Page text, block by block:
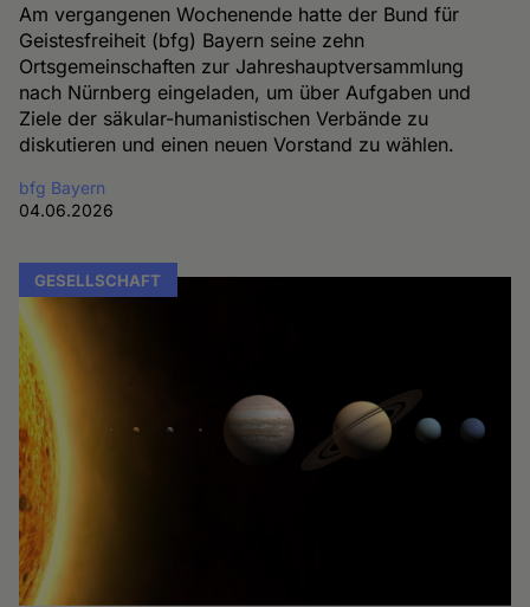
Am vergangenen Wochenende hatte der Bund für
Geistesfreiheit (bfg) Bayern seine zehn
Ortsgemeinschaften zur Jahreshauptversammlung
nach Nürnberg eingeladen, um über Aufgaben und
Ziele der säkular-humanistischen Verbände zu
diskutieren und einen neuen Vorstand zu wählen.
bfg Bayern
04.06.2026
GESELLSCHAFT